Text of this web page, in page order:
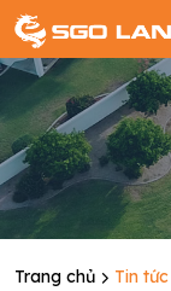
Trang chủ Tin tức